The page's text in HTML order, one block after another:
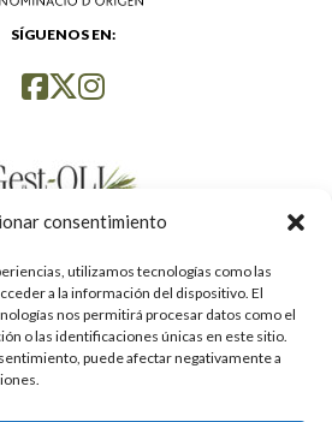
consentimiento
utilizamos tecnologías como las
a la información del dispositivo. El
nos permitirá procesar datos como el
o las identificaciones únicas en este sitio.
puede afectar negativamente a
SÍGUENOS EN: